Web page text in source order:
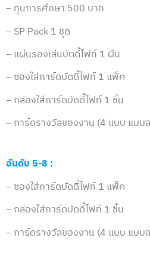
– ทุนการศึกษา 500 บาท
– SP Pack 1 ชุด
– แผ่นรองเล่นบัดดี้ไฟท์ 1 ผืน
– ซองใส่การ์ดบัดดี้ไฟท์ 1 แพ็ค
– กล่องใส่การ์ดบัดดี้ไฟท์ 1 ชิ้น
– การ์ดรางวัลของงาน (4 แบบ แบบ
อันดับ 5-8 :
– ซองใส่การ์ดบัดดี้ไฟท์ 1 แพ็ค
– กล่องใส่การ์ดบัดดี้ไฟท์ 1 ชิ้น
– การ์ดรางวัลของงาน (4 แบบ แบบ